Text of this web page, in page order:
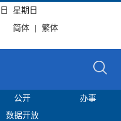
星期日
简体 繁体
公开
办事
数据开放